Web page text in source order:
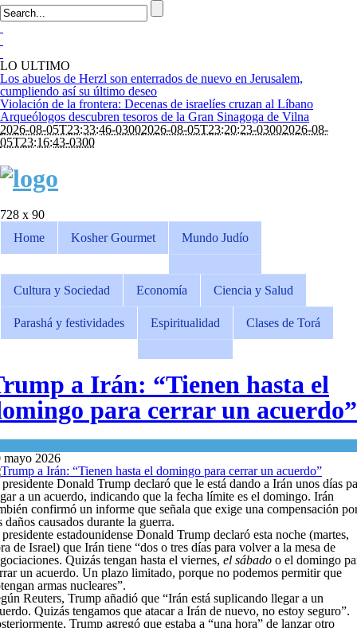
LO ULTIMO
Los abuelos de Herzl son enterrados de nuevo en Jerusalem,
cumpliendo así su último deseo
Violación de la frontera: Decenas de israelíes cruzan al Líbano
Arqueólogos descubren tesoros de la Gran Sinagoga de Vilna
2026-08-05T23:33:46-03002026-08-05T23:20:23-03002026-08-
05T23:16:43-0300
728 x 90
Home
Kosher Gourmet Mundo Judío
Cultura y Sociedad Economía Ciencia y Salud
Parashá y festividades Espiritualidad Clases de Torá
a Irán: “Tienen hasta el
para cerrar un acuerdo”
mayo 2026
Donald Trump declaró que le está dando a Irán unos días
a un acuerdo, indicando que la fecha límite es el domingo. Irán
confirmó un informe que señala que exige una compensación
daños causados ​​durante la guerra.
estadounidense Donald Trump declaró esta noche (martes,
de Israel) que Irán tiene “dos o tres días para volver a la mesa de
Quizás tengan hasta el viernes, el sábado o el domingo
un acuerdo. Un plazo limitado, porque no podemos permitir que
armas nucleares”.
Reuters, Trump añadió que “Irán está suplicando llegar a un
Quizás tengamos que atacar a Irán de nuevo, no estoy seguro”.
Trump agregó que estaba a “una hora” de lanzar otro